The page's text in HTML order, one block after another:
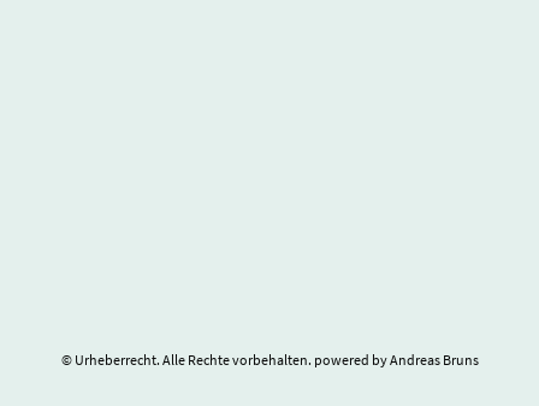
© Urheberrecht. Alle Rechte vorbehalten. powered by Andreas Bruns